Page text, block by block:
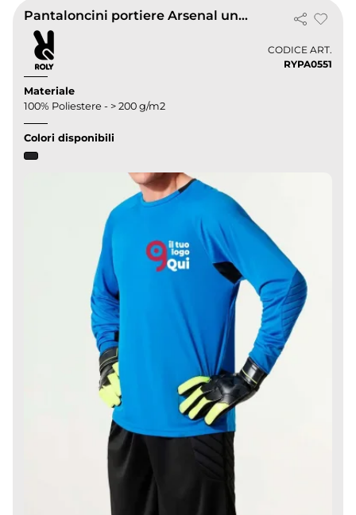
Pantaloncini portiere Arsenal unisex imbottiti, 100% poliestere
CODICE ART.
RYPA0551
Materiale
100% Poliestere - > 200 g/m2
Colori disponibili